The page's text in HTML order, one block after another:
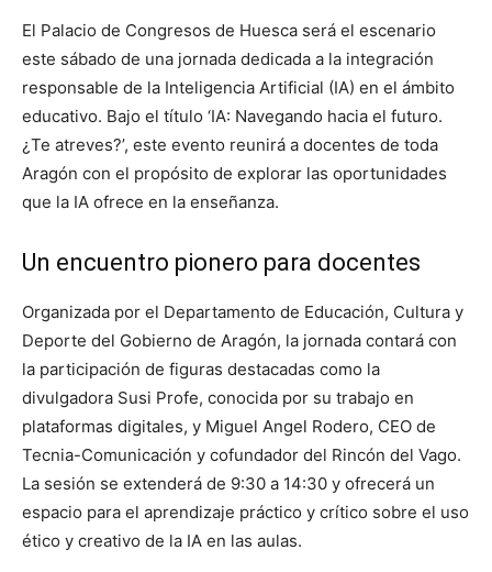
El Palacio de Congresos de Huesca será el escenario
este sábado de una jornada dedicada a la integración
responsable de la Inteligencia Artificial (IA) en el ámbito
educativo. Bajo el título ‘IA: Navegando hacia el futuro.
¿Te atreves?’, este evento reunirá a docentes de toda
Aragón con el propósito de explorar las oportunidades
que la IA ofrece en la enseñanza.
Un encuentro pionero para docentes
Organizada por el Departamento de Educación, Cultura y
Deporte del Gobierno de Aragón, la jornada contará con
la participación de figuras destacadas como la
divulgadora Susi Profe, conocida por su trabajo en
plataformas digitales, y Miguel Angel Rodero, CEO de
Tecnia-Comunicación y cofundador del Rincón del Vago.
La sesión se extenderá de 9:30 a 14:30 y ofrecerá un
espacio para el aprendizaje práctico y crítico sobre el uso
ético y creativo de la IA en las aulas.